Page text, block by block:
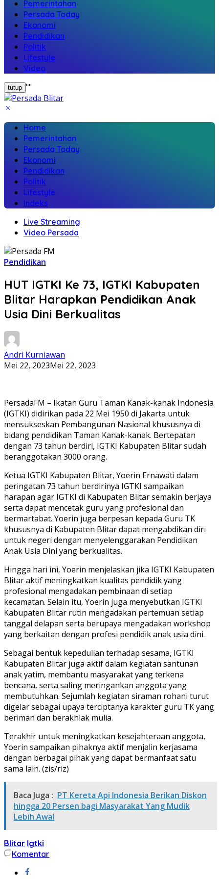
Pemerintahan
Persada Today
Ekonomi
Pendidikan
Politik
Lifestyle
Video
tutup ""
Home
Pemerintahan
Persada Today
Ekonomi
Pendidikan
Politik
Lifestyle
Indeks
Live Streaming
Video Persada
Pendidikan
HUT IGTKI Ke 73, IGTKI Kabupaten
Blitar Harapkan Pendidikan Anak
Usia Dini Berkualitas
Andri Kurniawan
Mei 22, 2023Mei 22, 2023
PersadaFM – Ikatan Guru Taman Kanak-kanak Indonesia
(IGTKI) didirikan pada 22 Mei 1950 di Jakarta untuk
mensukseskan Pembangunan Nasional khususnya di
bidang pendidikan Taman Kanak-kanak. Bertepatan
dengan 73 tahun berdiri, IGTKI Kabupaten Blitar sudah
beranggotakan 3000 orang.
Ketua IGTKI Kabupaten Blitar, Yoerin Ernawati dalam
peringatan 73 tahun berdirinya IGTKI sampaikan
harapan agar IGTKI di Kabupaten Blitar semakin berjaya
serta dapat mencetak guru yang profesional dan
bermartabat. Yoerin juga berpesan kepada Guru TK
khususnya di Kabupaten Blitar dapat mengabdikan diri
untuk negeri dengan menyelenggarakan Pendidikan
Anak Usia Dini yang berkualitas.
Hingga hari ini, Yoerin menjelaskan jika IGTKI Kabupaten
Blitar aktif meningkatkan kualitas pendidik yang
profesional mengadakan pembinaan di setiap
kecamatan. Selain itu, Yoerin juga menyebutkan IGTKI
Kabupaten Blitar rutin mengadakan pertemuan setiap
tanggal delapan serta berupaya mengadakan workshop
yang berkaitan dengan profesi pendidik anak usia dini.
Sebagai bentuk kepedulian terhadap sesama, IGTKI
Kabupaten Blitar juga aktif dalam kegiatan santunan
anak yatim, membantu masyarakat yang terkena
bencana, serta saling meringankan anggota yang
membutuhkan. Sejumlah kegiatan siraman rohani turut
digelar sebagai upaya terciptanya karakter guru TK yang
beriman dan berakhlak mulia.
Terakhir untuk meningkatkan kesejahteraan anggota,
Yoerin sampaikan pihaknya aktif menjalin kerjasama
dengan berbagai pihak yang dapat bermanfaat satu
sama lain. (zis/riz)
Baca Juga : PT Kereta Api Indonesia Berikan Diskon
hingga 20 Persen bagi Masyarakat Yang Mudik
Lebih Awal
Blitar Igtki
Komentar